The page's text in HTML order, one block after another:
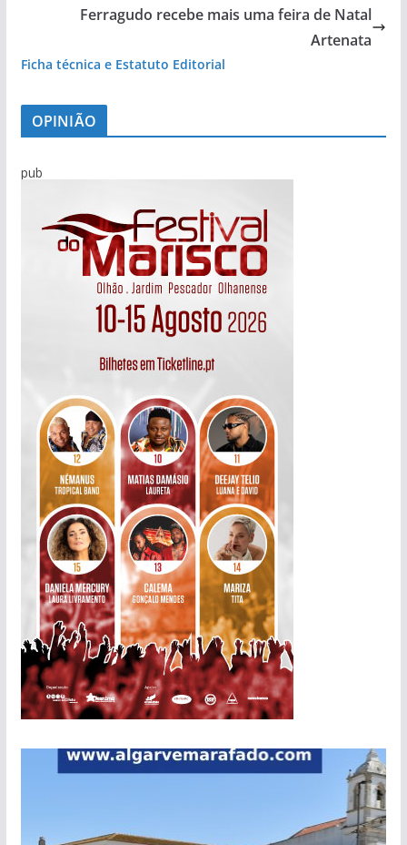
Ferragudo recebe mais uma feira de Natal
Artenata
Ficha técnica e Estatuto Editorial
OPINIÃO
pub